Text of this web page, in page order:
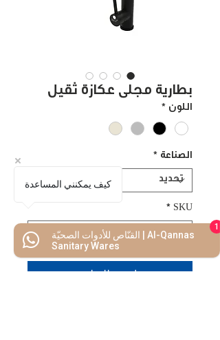
بطارية مجلى عكازة ثقيل
اللون *
الصناعة *
SKU
*
اضف للسلة
كيف يمكنني المساعدة
القنّاص للأدوات الصحيّة | Al-Qannas
Sanitary Wares
1